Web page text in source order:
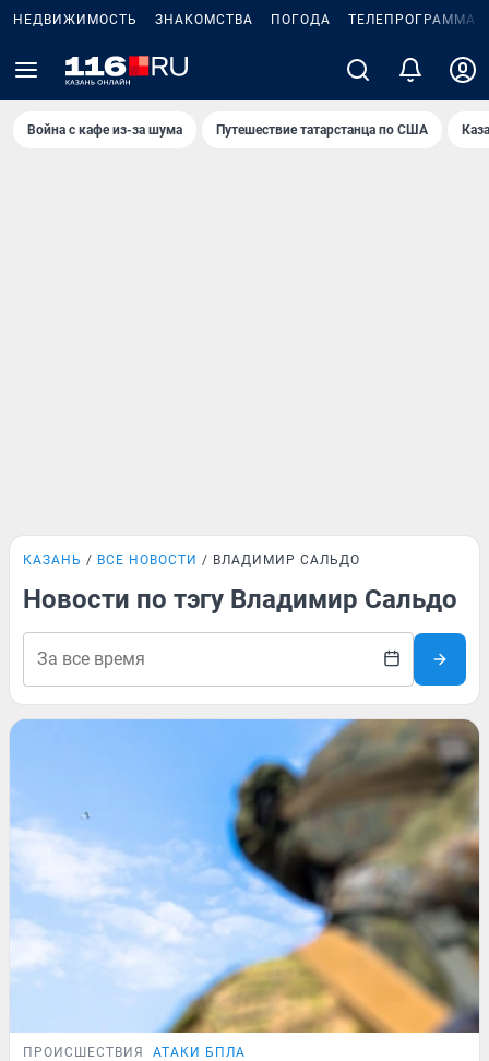
НЕДВИЖИМОСТЬ ЗНАКОМСТВА ПОГОДА ТЕЛЕПРОГРАММА
Война с кафе из-за шума Путешествие татарстанца по США
КАЗАНЬ ВСЕ НОВОСТИ ВЛАДИМИР САЛЬДО
Новости по тэгу Владимир Сальдо
ПРОИСШЕСТВИЯ АТАКИ БПЛА